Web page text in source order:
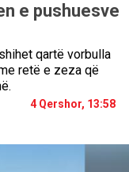
e pushuesve
qartë vorbulla
retë e zeza që
4 Qershor, 13:58